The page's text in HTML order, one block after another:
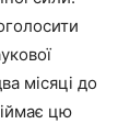
місяці до
цю